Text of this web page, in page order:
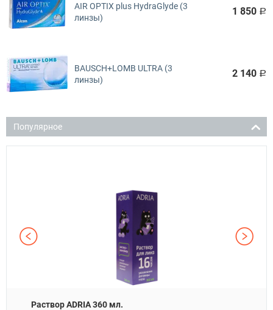
AIR OPTIX plus HydraGlyde (3
линзы)
1 850 Р
BAUSCH+LOMB ULTRA (3
линзы)
2 140 Р
Популярное
Раствор ADRIA 360 мл.